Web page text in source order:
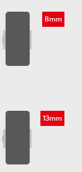
8mm
13mm